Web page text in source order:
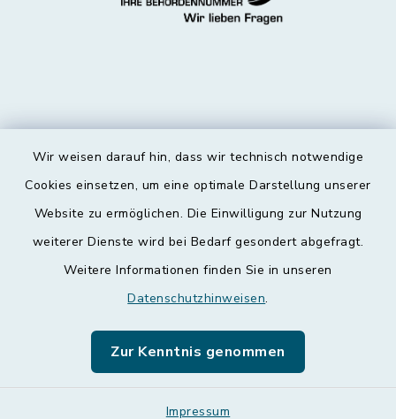
Wir weisen darauf hin, dass wir technisch notwendige
Cookies einsetzen, um eine optimale Darstellung unserer
Website zu ermöglichen. Die Einwilligung zur Nutzung
weiterer Dienste wird bei Bedarf gesondert abgefragt.
Weitere Informationen finden Sie in unseren
Datenschutzhinweisen.
Zur Kenntnis genommen
Impressum
Kontakt
Datenschutz
Leichte Sprache
Sitemap